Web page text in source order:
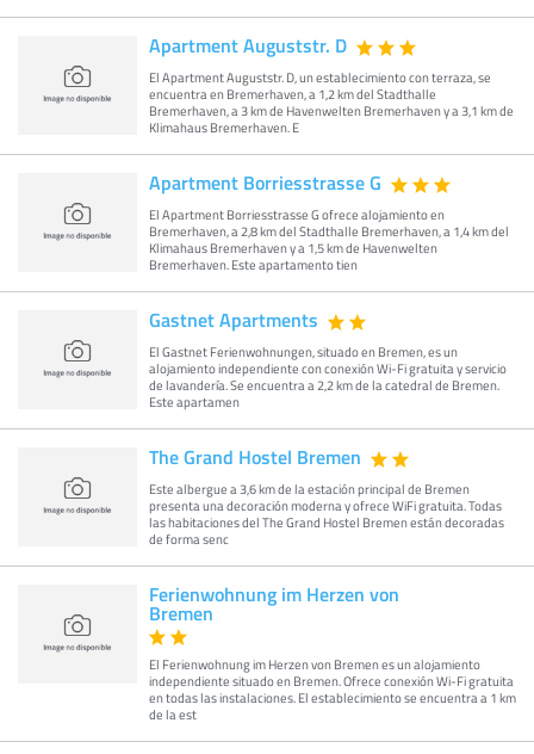
Apartment Auguststr. D
El Apartment Auguststr. D, un establecimiento con terraza, se
encuentra en Bremerhaven, a 1,2 km del Stadthalle
Bremerhaven, a 3 km de Havenwelten Bremerhaven y a 3,1 km de
Klimahaus Bremerhaven. E
Apartment Borriesstrasse G
El Apartment Borriesstrasse G ofrece alojamiento en
Bremerhaven, a 2,8 km del Stadthalle Bremerhaven, a 1,4 km del
Klimahaus Bremerhaven y a 1,5 km de Havenwelten
Bremerhaven. Este apartamento tien
Gastnet Apartments
El Gastnet Ferienwohnungen, situado en Bremen, es un
alojamiento independiente con conexión Wi-Fi gratuita y servicio
de lavandería. Se encuentra a 2,2 km de la catedral de Bremen.
Este apartamen
The Grand Hostel Bremen
Este albergue a 3,6 km de la estación principal de Bremen
presenta una decoración moderna y ofrece WiFi gratuita. Todas
las habitaciones del The Grand Hostel Bremen están decoradas
de forma senc
Ferienwohnung im Herzen von
Bremen
El Ferienwohnung im Herzen von Bremen es un alojamiento
independiente situado en Bremen. Ofrece conexión Wi-Fi gratuita
en todas las instalaciones. El establecimiento se encuentra a 1 km
de la est